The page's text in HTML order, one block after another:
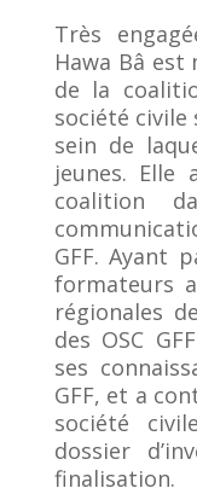
Très
Hawa Bâ
de la
société civile
sein de
jeunes. Elle
coalition
GFF. Ayant
formateurs
régionales
des OSC
ses
GFF, et a
société
dossier
finalisation.